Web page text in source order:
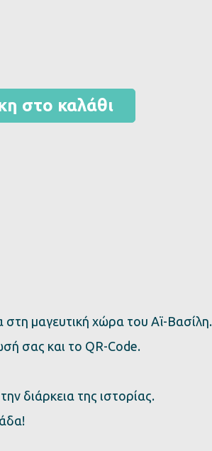
στο καλάθι
στη μαγευτική χώρα του Αϊ-Βασίλη.
σας και το QR-Code.
διάρκεια της ιστορίας.